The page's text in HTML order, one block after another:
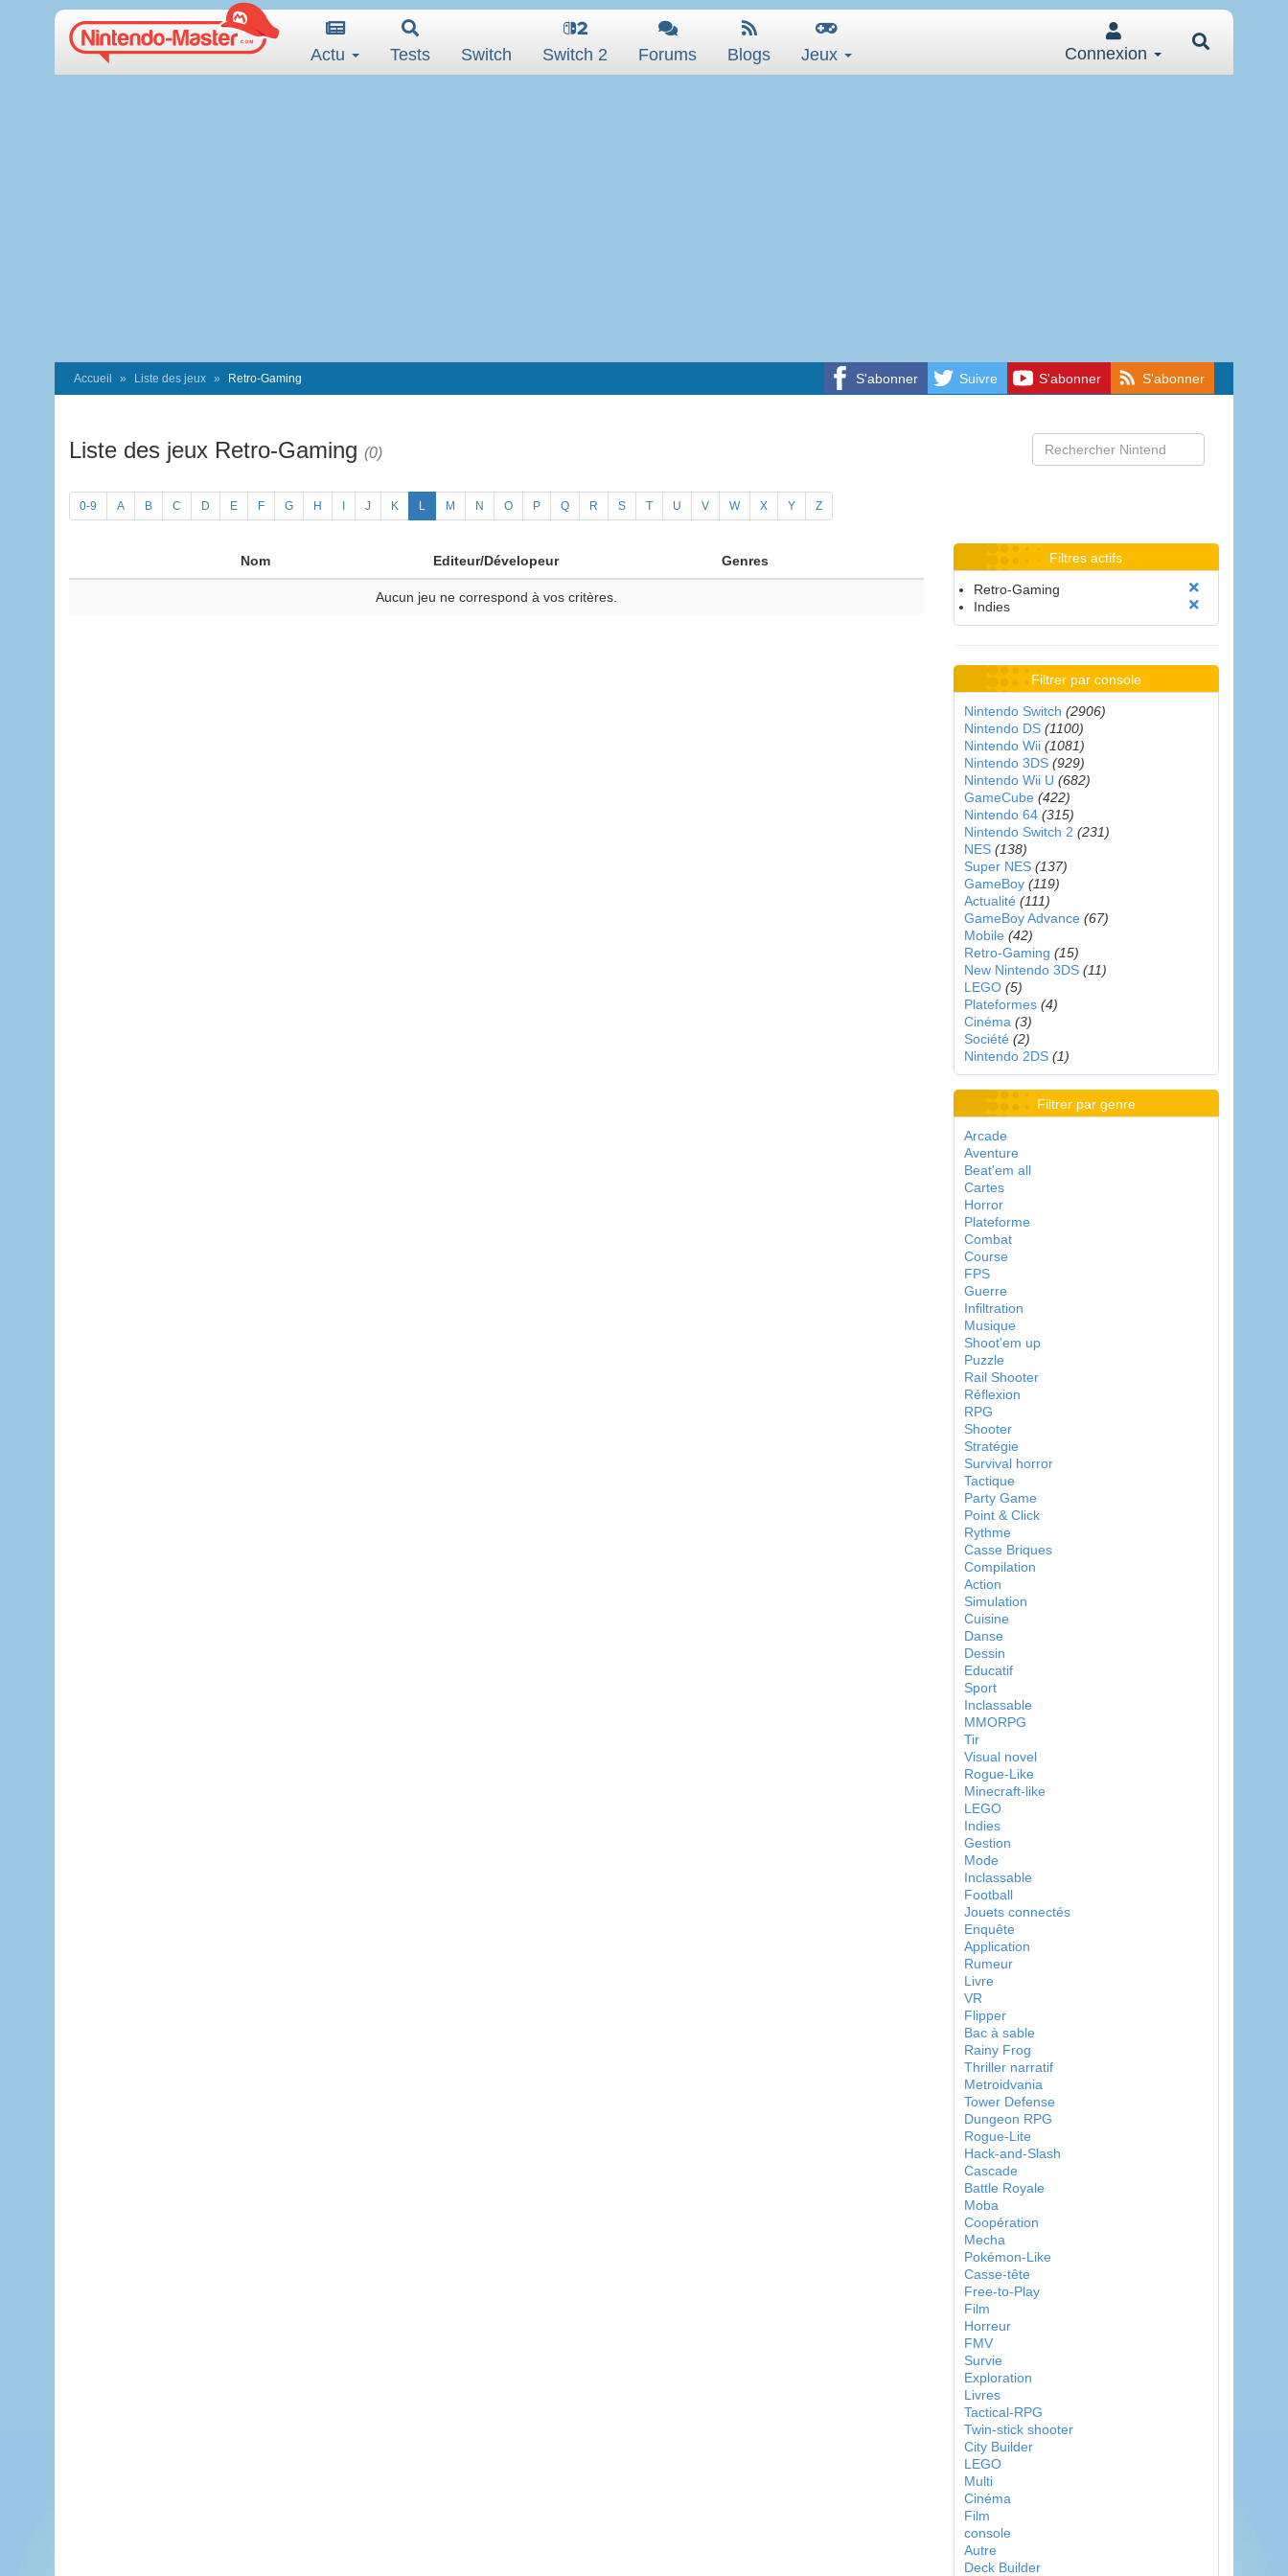
Actu Tests Switch Switch 2 Forums Blogs Jeux Connexion
S'abonner Suivre S'abonner S'abonner
Accueil Liste des jeux Retro-Gaming
Liste des jeux Retro-Gaming (0)
0-9 A B C D E F G H J K L M N O P Q R S T U V W X Y Z
Nom Editeur/Dévelopeur Genres
Aucun jeu ne correspond à vos critères.
Filtres actifs
Retro-Gaming
Indies
Filtrer par console
Nintendo Switch (2906)
Nintendo DS (1100)
Nintendo Wii (1081)
Nintendo 3DS (929)
Nintendo Wii U (682)
GameCube (422)
Nintendo 64 (315)
Nintendo Switch 2 (231)
NES (138)
Super NES (137)
GameBoy (119)
Actualité (111)
GameBoy Advance (67)
Mobile (42)
Retro-Gaming (15)
New Nintendo 3DS (11)
LEGO (5)
Plateformes (4)
Cinéma (3)
Société (2)
Nintendo 2DS (1)
Filtrer par genre
Arcade
Aventure
Beat'em all
Cartes
Horror
Plateforme
Combat
Course
FPS
Guerre
Infiltration
Musique
Shoot'em up
Puzzle
Rail Shooter
Réflexion
RPG
Shooter
Stratégie
Survival horror
Tactique
Party Game
Point & Click
Rythme
Casse Briques
Compilation
Action
Simulation
Cuisine
Danse
Dessin
Educatif
Sport
Inclassable
MMORPG
Tir
Visual novel
Rogue-Like
Minecraft-like
LEGO
Indies
Gestion
Mode
Inclassable
Football
Jouets connectés
Enquête
Application
Rumeur
Livre
VR
Flipper
Bac à sable
Rainy Frog
Thriller narratif
Metroidvania
Tower Defense
Dungeon RPG
Rogue-Lite
Hack-and-Slash
Cascade
Battle Royale
Moba
Coopération
Mecha
Pokémon-Like
Casse-tête
Free-to-Play
Film
Horreur
FMV
Survie
Exploration
Livres
Tactical-RPG
Twin-stick shooter
City Builder
LEGO
Multi
Cinéma
Film
console
Autre
Deck Builder